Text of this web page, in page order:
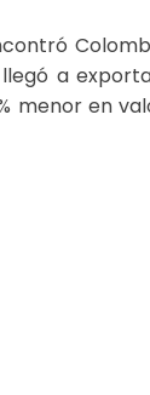
a
menor en